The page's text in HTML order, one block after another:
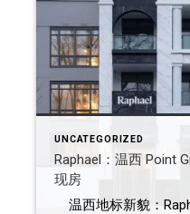
UNCATEGORIZED
Raphael：温西 Point
现房